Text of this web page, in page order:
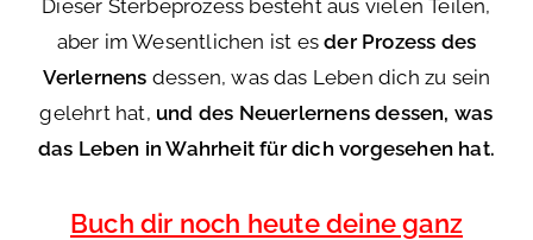
Dieser Sterbeprozess besteht aus vielen Teilen,
aber im Wesentlichen ist esder Prozess des
Verlernens dessen, was das Leben dich zu sein
gelehrt hat, und des Neuerlernens dessen, was
das Leben in Wahrheit für dich vorgesehen hat.
Buch dir noch heute deine ganz